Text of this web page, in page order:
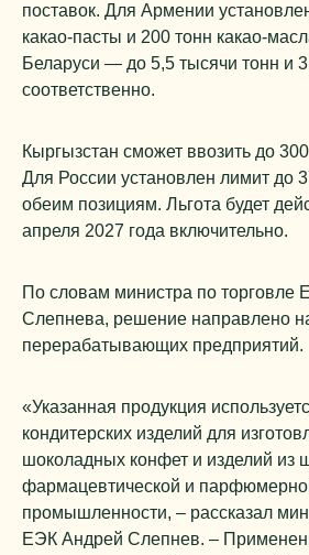
поставок. Для Армении
какао-пасты и 200 тонн какао-
Беларуси — до 5,5 тысячи тонн и
соответственно.
Кыргызстан сможет ввозить до
Для России установлен лимит до
обеим позициям. Льгота будет
апреля 2027 года включительно.
По словам министра по торговле
Слепнева, решение направлено
перерабатывающих предприятий.
«Указанная продукция
кондитерских изделий для
шоколадных конфет и изделий из
фармацевтической и
промышленности, – рассказал
ЕЭК Андрей Слепнев. –